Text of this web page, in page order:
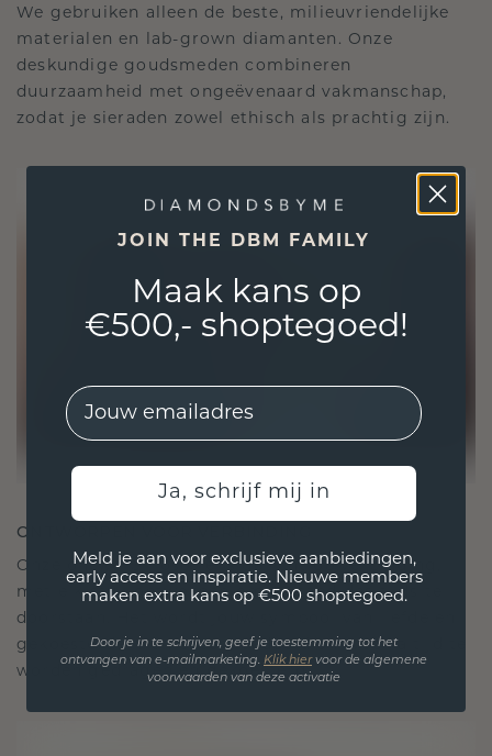
We gebruiken alleen de beste, milieuvriendelijke
materialen en lab-grown diamanten. Onze
deskundige goudsmeden combineren
duurzaamheid met ongeëvenaard vakmanschap,
zodat je sieraden zowel ethisch als prachtig zijn.
ONTWORPEN VOOR VERBINDING
Onze ontwerpfilosofie is gericht op verbinding,
met elk stuk ontworpen om de tand des tijds te
doorstaan. Het wordt jouw symbool van liefde en
gekoesterde momenten, bedoeld om voor altijd te
worden gedragen en gekoesterd.
JOIN THE DBM FAMILY
Maak kans op
€500,- shoptegoed!
EMail
Ja, schrijf mij in
Meld je aan voor exclusieve aanbiedingen,
early access en inspiratie. Nieuwe members
maken extra kans op €500 shoptegoed.
Door je in te schrijven, geef je toestemming tot het
ontvangen van e-mailmarketing. Klik hiervoor de algemene
voorwaarden van deze activatie